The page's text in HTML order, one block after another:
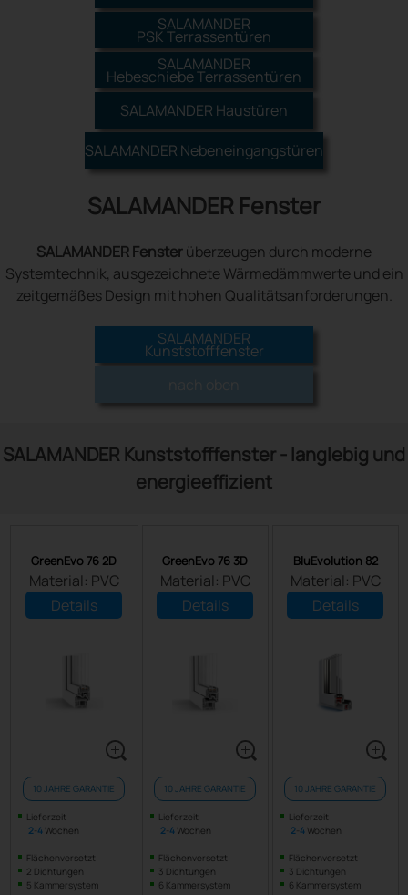
SALAMANDER
PSK Terrassentüren
SALAMANDER
Hebeschiebe Terrassentüren
SALAMANDER Haustüren
SALAMANDER Nebeneingangstüren
SALAMANDER Fenster
SALAMANDER Fensterüberzeugen durch moderne
Systemtechnik, ausgezeichnete Wärmedämmwerte und ein
zeitgemäßes Design mit hohen Qualitätsanforderungen.
SALAMANDER
Kunststofffenster
SALAMANDER Kunststofffenster - langlebig und
energieeffizient
GreenEvo 76 2D
Material: PVC
Details
10 JAHRE GARANTIE
Lieferzeit
2- 4Wochen
Flächenversetzt
2 Dichtungen
5 Kammersystem
GreenEvo 76 3D
Material: PVC
Details
10 JAHRE GARANTIE
Lieferzeit
2- 4Wochen
Flächenversetzt
3 Dichtungen
6 Kammersystem
BluEvolution 82
Material: PVC
Details
10 JAHRE GARANTIE
Lieferzeit
2- 4Wochen
Flächenversetzt
3 Dichtungen
6 Kammersystem